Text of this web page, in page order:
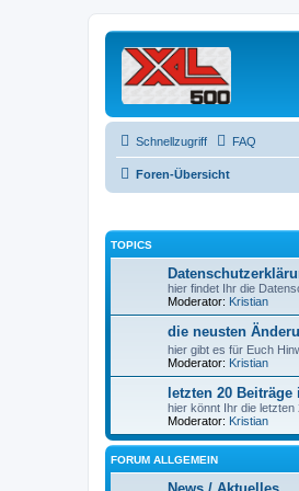
Schnellzugriff FAQ
Foren-Übersicht
TOPICS
hier findet Ihr die
Moderator: Kristian
die neusten
hier gibt es für Euch
Moderator: Kristian
letzten 20
hier könnt Ihr die letzten
Moderator: Kristian
FORUM ALLGEMEIN